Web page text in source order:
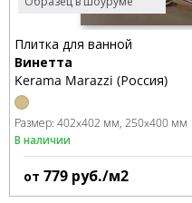
Плитка для ванной
Винетта
Kerama Marazzi (Россия)
Размер: 402x402 мм 250x400 мм
В наличии
от 779 руб./м2